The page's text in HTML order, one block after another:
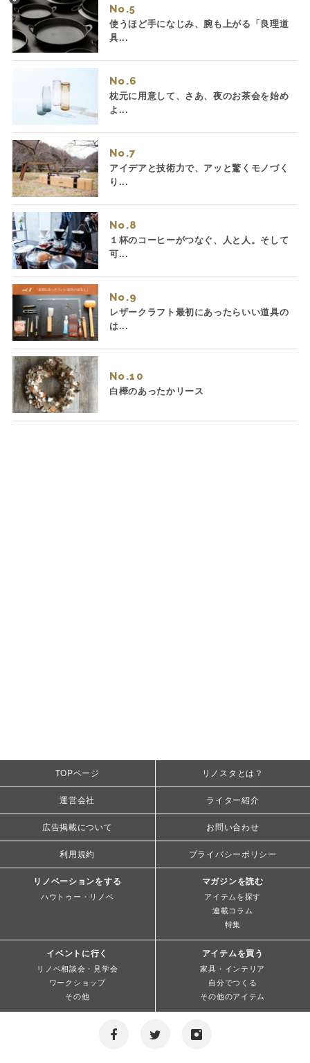
No.
使うほど手になじみ、腕も上がる「良理道
具...
No.
枕元に用意して、さあ、夜のお茶会を始め
よ...
No.
アイデアと技術力で、アッと驚くモノづく
り...
No.
１杯のコーヒーがつなぐ、人と人。そして
可...
No.
レザークラフト最初にあったらいい道具の
は...
No.
白樺のあったかリース
TOPページ リノスタとは？
運営会社 ライター紹介
広告掲載について お問い合わせ
利用規約 プライバシーポリシー
リノベーションをする
ハウトゥー・リノベ
マガジンを読む
アイテムを探す
連載コラム
特集
イベントに行く
リノベ相談会・見学会
ワークショップ
その他
アイテムを買う
家具・インテリア
自分でつくる
その他のアイテム